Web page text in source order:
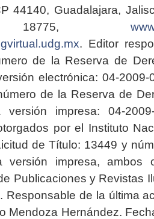
44140, Guadalajara,
18775,
. Editor
de la Reserva de
electrónica: 04-2009-
de la Reserva de
impresa: 04-2009-
por el Instituto
de Título: 13449 y
versión impresa, ambos
Publicaciones y Revistas
Responsable de la última
Mendoza Hernández.